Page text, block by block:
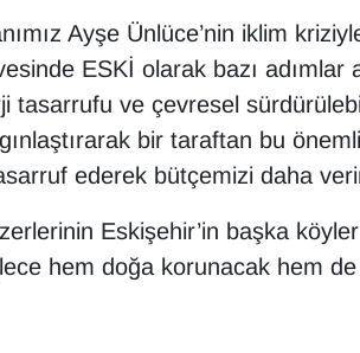
Ayşe Ünlüce’nin iklim
ESKİ olarak bazı adımlar
tasarrufu ve çevresel
bir taraftan bu
ederek bütçemizi daha
Eskişehir’in başka
hem doğa korunacak hem